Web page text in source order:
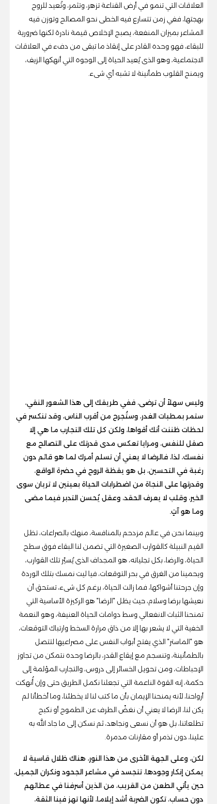
العلاقات التي تنمو في أرض القناعة تزهر، وتثمر، وتُعيد للروح
بهجتها، ففي زمن تتسارع فيه الخطى نحو المصالح وتوزن فيه
المشاعر بميزان المنفعة، يصبح الإخلاص قيمة نادرة لكنها ضرورية
للبقاء، فهو وحده القادر على إنقاذ ما تبقى من دفء في العلاقات
الاجتماعية، وهو الذى يُعيد الحياة إلى الوجوه التي أنهكها الزيف،
ويمنح القلوب طمأنينة لا تشبه أي شىء.
وليس سهلاً أن ترضى، ففي طريقك إلى هذا الشعور النقي،
ستمر بمطبات الغدر، وستُجرح من أقرب الناس، وقد تنكسر في
لحظات ظننت أنك أقواها، ولكن كل تلك التجارب ما هي إلا
صقل للنفس، ومرايا تعكس مدى قدرتك على التصالح مع
نفسك، لذا، فالرضا لا يعني أن تسلم أمرك لما هو قائم دون
رغبة في التحسين، بل هو يقظة الروح في حضرة الواقع،
وقدرتها على النجاة من اضطرابات الحياة بعينين لا تريان سوى
الخير، وقلب لا يعرف الحقد، وعقل يُحسن التدبر فيما مضى
وما هو آتٍ.
وبينما نحن في عالم مزدحم بالمنافسة، منهك بالصراعات، تظل
القيم النبيلة كالقوارب الصغيرة التي تضمن لنا البقاء فوق سطح
الحياة، والرضا، بكل تجلياته، هو المجداف الذى يُسيّر تلك القوارب،
ويحمينا من الغرق في بحر التوقعات، فيا ليت نمسك بتلك الوردة
وإن جرحتنا أشواكها، فما زالت الحياة، برغم كل شىء، تستحق أن
نعيشها برضا وسلام، حيث يظل "الرضا" هو الركيزة الأساسية التي
تمنحنا الثبات الانفعالي وسط دوامات الحياة العنيفة، وهو النعمة
الخفية التي لا يشعر بها إلا من ذاق مرارة السخط وارتباك التوقعات،
هو "الماستر" الذي يفتح أبواب النفس على مصراعيها لتتصل
بالطمأنينة، وتنسجم مع إيقاع القدر، بالرضا وحده نتمكن من تجاوز
الإحباطات، ومن تحويل الخسائر إلى دروس، والتجارب المؤلمة إلى
حكمة، إنه القوة الناعمة التي تجعلنا نكمل الطريق حتى وإن أُنهكت
أرواحنا، لأنه يمنحنا الإيمان بأن ما كتب لنا لا يخطئنا، وما أخطأنا لم
يكن لنا، الرضا لا يعني أن نغضّ الطرف عن الطموح أو نكبح
تطلعاتنا، بل هو أن نسعى ونجاهد، ثم نسكن إلى ما جاد الله به
علينا، دون تذمر أو مقارنات مدمرة.
لكن، وعلى الجهة الأخرى من هذا النور، هناك ظلال قاسية لا
يمكن إنكار وجودها، تتجسد في مشاعر الجحود ونكران الجميل،
حين يأتي الطعن من القريب، من الذين أسرفنا في عطائهم
دون حساب، تكون الضربة أشد إيلاما، لأنها تهز فينا الثقة،